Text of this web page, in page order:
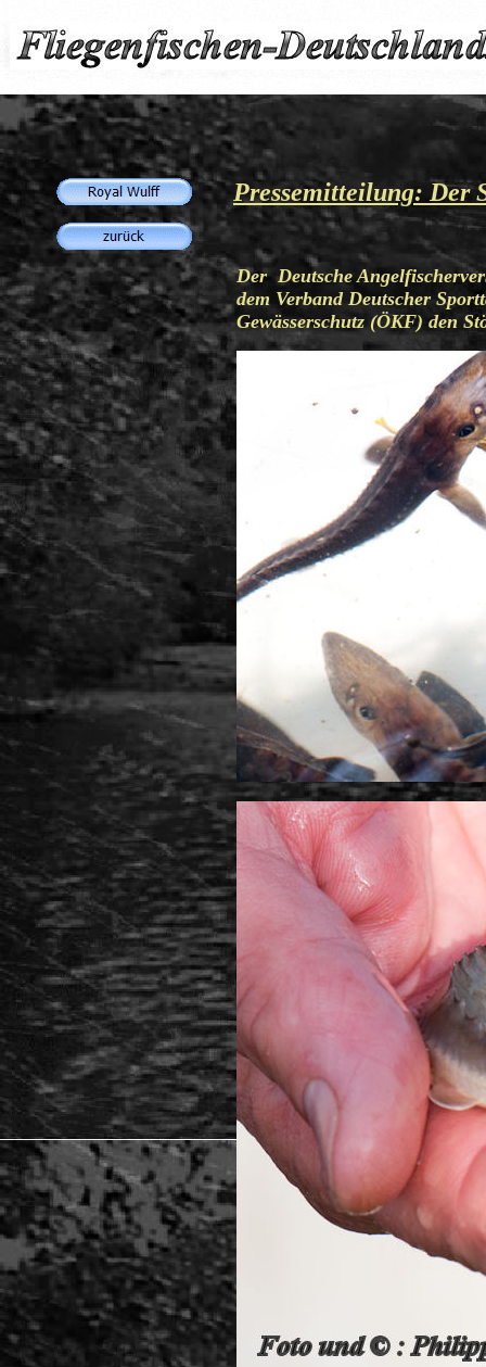
Pressemitteilung: Der
Der Deutsche
dem Verband Deutscher
Gewässerschutz (ÖKF) den